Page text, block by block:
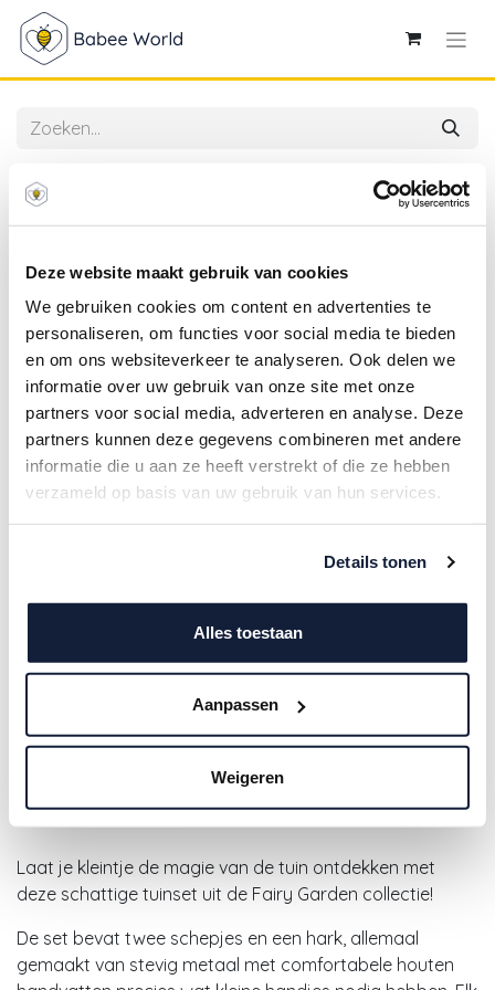
Deze website maakt gebruik van cookies
We gebruiken cookies om content en advertenties te
personaliseren, om functies voor social media te bieden
en om ons websiteverkeer te analyseren. Ook delen we
informatie over uw gebruik van onze site met onze
partners voor social media, adverteren en analyse. Deze
partners kunnen deze gegevens combineren met andere
informatie die u aan ze heeft verstrekt of die ze hebben
verzameld op basis van uw gebruik van hun services.
Details tonen
Alles toestaan
Aanpassen
Weigeren
Little Dutch | Tuingerief Fairy Garden Roze 3-delig
Little Dutch | Tuingerief Fairy
Garden Roze 3-delig
8,95€
Laat je kleintje de magie van de tuin ontdekken met
deze schattige tuinset uit de Fairy Garden collectie!
De set bevat twee schepjes en een hark, allemaal
gemaakt van stevig metaal met comfortabele houten